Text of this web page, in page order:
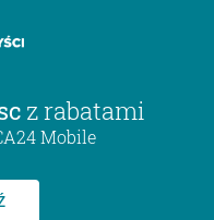
z rabatami
Mobile